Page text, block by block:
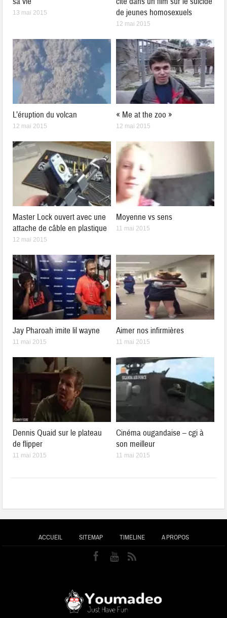
13 mai 2015
de jeunes homosexuels
12 mai 2015
L’éruption du volcan
12 mai 2015
« Me at the zoo »
12 mai 2015
Master Lock ouvert avec une
attache de câble en plastique
12 mai 2015
Moyenne vs sens
11 mai 2015
Jay Pharoah imite lil wayne
11 mai 2015
Aimer nos infirmières
11 mai 2015
Dennis Quaid sur le plateau
de flipper
11 mai 2015
Cinéma ougandaise – cgi à
son meilleur
11 mai 2015
ACCUEIL SITEMAP TIMELINE A PROPOS